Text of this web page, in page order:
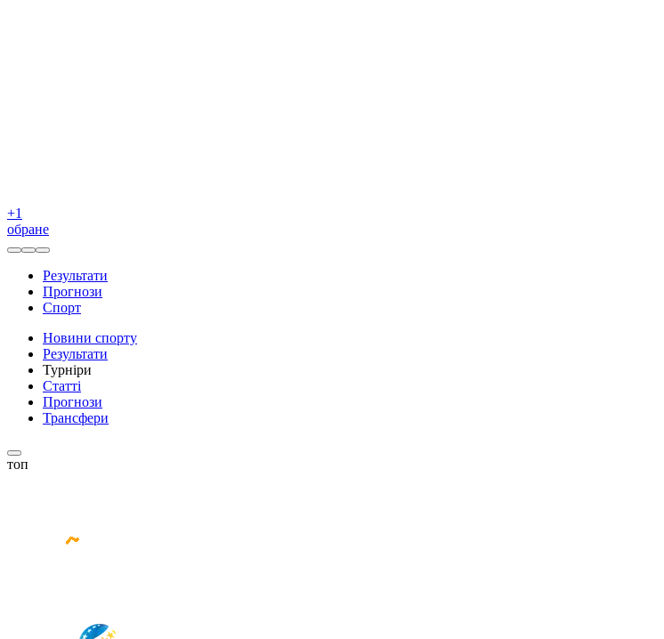
+1
обране
Результати
Прогнози
Спорт
Новини спорту
Результати
Турніри
Статті
Прогнози
Трансфери
топ